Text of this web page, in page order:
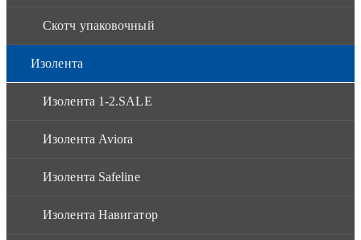
Скотч упаковочный
Изолента
Изолента 1-2.SALE
Изолента Aviora
Изолента Safeline
Изолента Навигатор